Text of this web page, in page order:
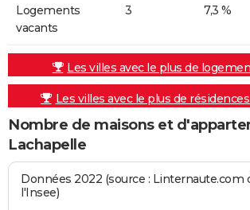
Logements
vacants
3 7,3 %
Les villes avec le plus de
Les villes avec le plus de
Nombre de maisons et
Lachapelle
Données 2022 (source : Linternaute.com
l'Insee)